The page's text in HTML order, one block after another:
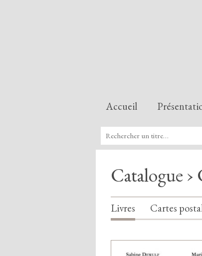
Accueil
Catalogue ›
Livres Cartes